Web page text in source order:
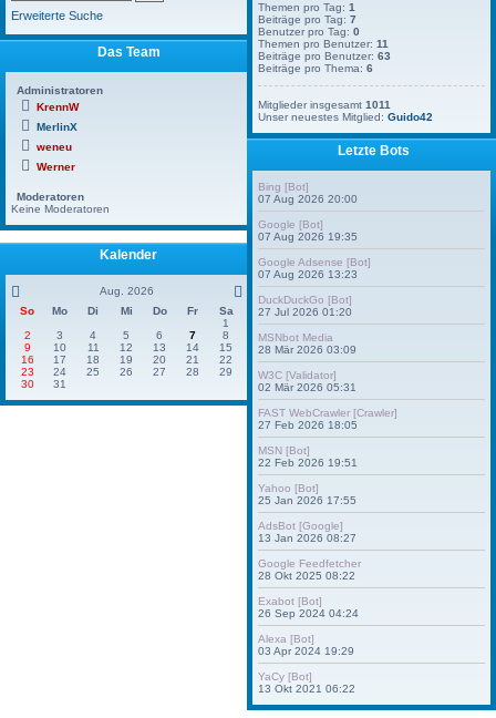
Erweiterte Suche
Das Team
Administratoren
KrennW
MerlinX
weneu
Werner
Moderatoren
Keine Moderatoren
Kalender
Aug. 2026
So
Mo Di Mi Do Fr
Sa
1
2
3 4 5 6 7
8
9
10 11 12 13 14
15
16
17 18 19 20 21
22
23
24 25 26 27 28
29
30
31
Themen pro Tag:1
Beiträge pro Tag:7
Benutzer pro Tag:0
Themen pro Benutzer:11
Beiträge pro Benutzer:63
Beiträge pro Thema:6
Mitglieder insgesamt1011
Unser neuestes Mitglied:Guido42
Letzte Bots
Bing [Bot]
07 Aug 2026 20:00
Google [Bot]
07 Aug 2026 19:35
Google Adsense [Bot]
07 Aug 2026 13:23
DuckDuckGo [Bot]
27 Jul 2026 01:20
MSNbot Media
28 Mär 2026 03:09
W3C [Validator]
02 Mär 2026 05:31
FAST WebCrawler [Crawler]
27 Feb 2026 18:05
MSN [Bot]
22 Feb 2026 19:51
Yahoo [Bot]
25 Jan 2026 17:55
AdsBot [Google]
13 Jan 2026 08:27
Google Feedfetcher
28 Okt 2025 08:22
Exabot [Bot]
26 Sep 2024 04:24
Alexa [Bot]
03 Apr 2024 19:29
YaCy [Bot]
13 Okt 2021 06:22